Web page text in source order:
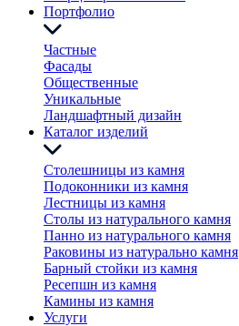
Портфолио
Частные
Фасады
Общественные
Уникальные
Ландшафтный дизайн
Каталог изделий
Столешницы из камня
Подоконники из камня
Лестницы из камня
Столы из натурального камня
Панно из натурального камня
Раковины из натурально камня
Барный стойки из камня
Ресепшн из камня
Камины из камня
Услуги